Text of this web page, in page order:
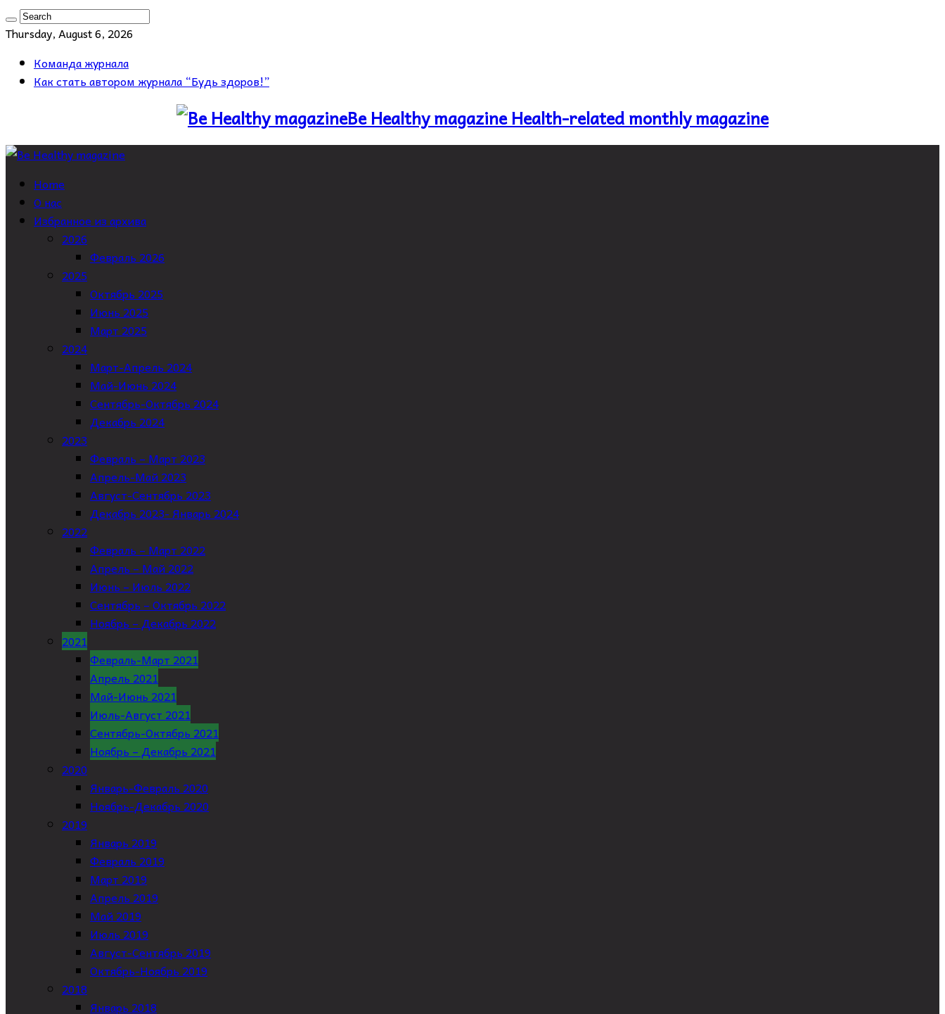
Thursday, August 6, 2026
Команда журнала
Как стать автором журнала “Будь здоров!”
Be Healthy magazine Health-related monthly magazine
Home
О нас
Избранное из архива
2026
Февраль 2026
2025
Октябрь 2025
Июнь 2025
Март 2025
2024
Март-Апрель 2024
Май-Июнь 2024
Сентябрь-Октябрь 2024
Декабрь 2024
2023
Февраль – Март 2023
Апрель-Май 2023
Август-Сентябрь 2023
Декабрь 2023- Январь 2024
2022
Февраль – Март 2022
Апрель – Май 2022
Июнь – Июль 2022
Сентябрь – Октябрь 2022
Ноябрь – Декабрь 2022
2021
Февраль-Март 2021
Апрель 2021
Май-Июнь 2021
Июль-Август 2021
Сентябрь-Октябрь 2021
Ноябрь – Декабрь 2021
2020
Январь-Февраль 2020
Ноябрь-Декабрь 2020
2019
Январь 2019
Февраль 2019
Март 2019
Апрель 2019
Май 2019
Июль 2019
Август-Сентябрь 2019
Октябрь-Ноябрь 2019
2018
Январь 2018